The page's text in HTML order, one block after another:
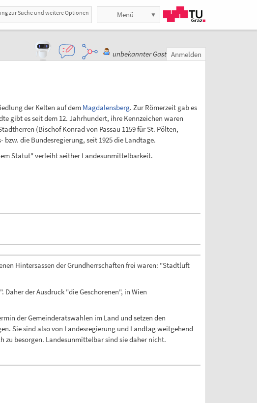
zur Suche und weitere Optionen Menü
unbekannter Gast Anmelden
der Kelten auf dem Magdalensberg. Zur Römerzeit gab es
gibt es seit dem 12. Jahrhundert, ihre Kennzeichen waren
(Bischof Konrad von Passau 1159 für St. Pölten,
bzw. die Bundesregierung, seit 1925 die Landtage.
Statut" verleiht seither Landesunmittelbarkeit.
Hintersassen der Grundherrschaften frei waren: "Stadtluft
der Ausdruck "die Geschorenen", in Wien
der Gemeinderatswahlen im Land und setzen den
Sie sind also von Landesregierung und Landtag weitgehend
zu besorgen. Landesunmittelbar sind sie daher nicht.